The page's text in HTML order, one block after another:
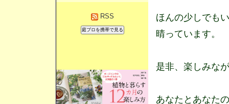
ほんの少しでも
晴っています。
是非、楽しみな
あなたとあなた
RSS